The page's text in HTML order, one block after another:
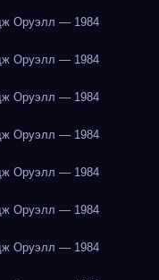
Оруэлл — 1984
Оруэлл — 1984
Оруэлл — 1984
Оруэлл — 1984
Оруэлл — 1984
Оруэлл — 1984
Оруэлл — 1984